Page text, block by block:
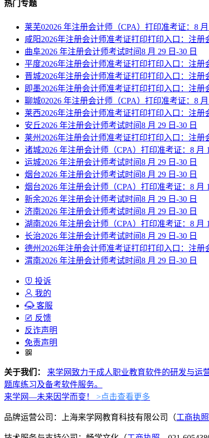
热门专题
莱芜02026 年注册会计师（CPA）打印准考证：8
咸阳2026年注册会计师准考证打印打印入口：注册
曲阜2026 年注册会计师考试时间8 月 29 日-30 日
平度2026年注册会计师准考证打印打印入口：注册
晋城2026年注册会计师准考证打印打印入口：注册
即墨2026年注册会计师准考证打印打印入口：注册
聊城02026 年注册会计师（CPA）打印准考证：8
莱西2026年注册会计师准考证打印打印入口：注册
安丘2026 年注册会计师考试时间8 月 29 日-30 日
莱州2026年注册会计师准考证打印打印入口：注册
诸城2026 年注册会计师（CPA）打印准考证：8 月
运城2026 年注册会计师考试时间8 月 29 日-30 日
烟台2026 年注册会计师考试时间8 月 29 日-30 日
烟台2026 年注册会计师（CPA）打印准考证：8 月
新余2026 年注册会计师考试时间8 月 29 日-30 日
济南2026 年注册会计师考试时间8 月 29 日-30 日
湖南2026 年注册会计师（CPA）打印准考证：8 月
长治2026 年注册会计师考试时间8 月 29 日-30 日
德州2026年注册会计师准考证打印打印入口：注册
渭南2026 年注册会计师考试时间8 月 29 日-30 日
投诉
我的
客服
反馈
反诈声明
免责声明
关于我们：
来学网致力于成人职业教育软件的研发与运
题库练习及备考软件服务。
来学网—未来因学而变！
>点击查看更多
品牌运营公司：上海来学网教育科技有限公司（工商执照